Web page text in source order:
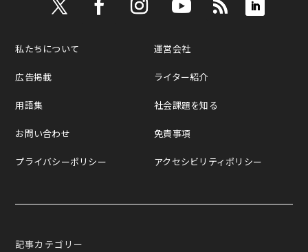
私たちについて
広告掲載
用語集
お問い合わせ
プライバシーポリシー
運営会社
ライター紹介
社会課題を知る
免責事項
アクセシビリティポリシー
記事カテゴリー